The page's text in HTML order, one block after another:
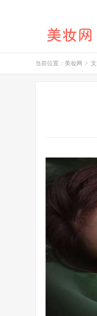
当前位置： 美妆网 >